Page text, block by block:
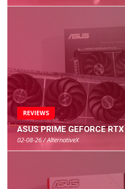
REVIEWS
ASUS PRIME GEFORCE
02-08-26 / AlternativeX